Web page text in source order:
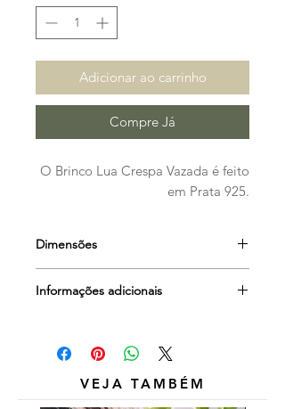
Adicionar ao carrinho
Compre Já
O Brinco Lua Crespa Vazada é feito
em Prata 925.
Dimensões
Informações adicionais
meramente ilustrativos e não estão
inclusos.
VEJA TAMBÉM